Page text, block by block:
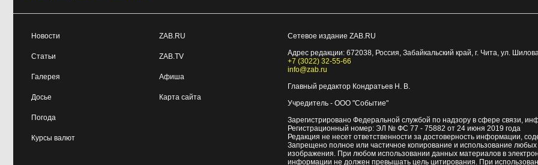
Новости
Статьи
Галерея
Досье
Погода
Курсы валют
ZAB.RU
ZAB.TV
Афиша
Карта сайта
Сетевое издание ZAB.RU
Адрес редакции: 672038, Россия, Забайкальский край, г. Чита, ул.
+7 (3022) 32-55-66
info@zab.ru
Главный редактор Кондратьев Н. В.
Учредитель - ООО "Событие"
Зарегистрировано Федеральной службой по надзору в сфере связи,
Регистрационный номер: ЭЛ № ФС 77 - 75882 от 24 июня 2019 года
Редакция не несет ответственности за достоверность информации,
Запрещено полное или частичное копирование и использование
изображения. При любом использовании данных материалов в
информации не должен превышать цель цитирования. При